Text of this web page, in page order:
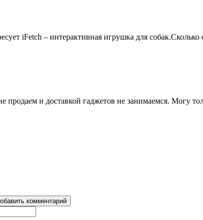
iFetch – интерактивная игрушка для
и доставкой гаджетов не занимаемся. Могу
комментарий